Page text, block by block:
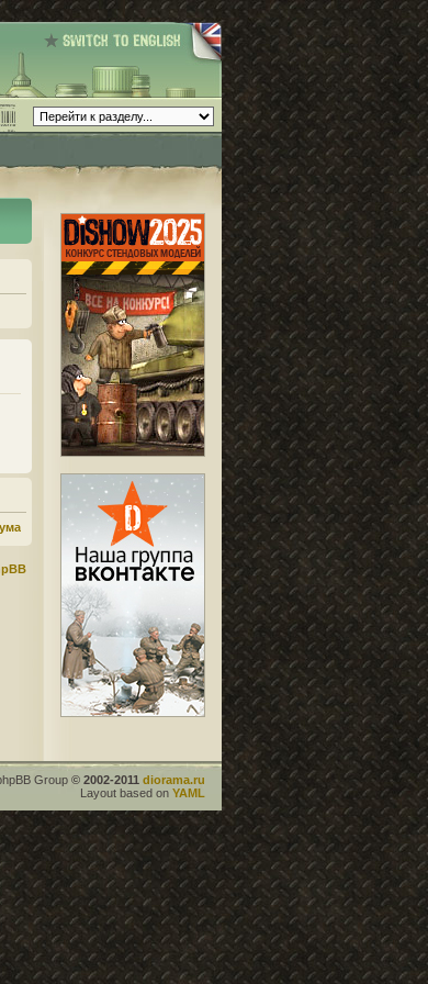
Group © 2002-2011 diorama.ru
Layout based on YAML